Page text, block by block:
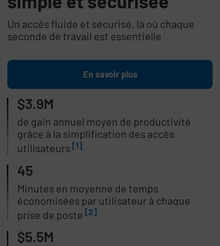
Un accès fluide et sécurisé, là où chaque
seconde de travail est essentielle
En savoir plus
$3.9M
de gain annuel moyen de productivité
grâce à la simplification des accès
utilisateurs[1]
45
Minutes en moyenne de temps
économisées par utilisateur à chaque
prise de poste [2]
$5.5M